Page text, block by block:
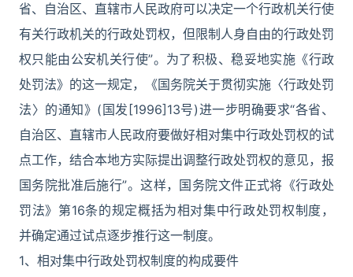
省、自治区、直辖市人民政府可以决定一个行政机关行使
有关行政机关的行政处罚权，但限制人身自由的行政处罚
权只能由公安机关行使”。为了积极、稳妥地实施《行政
处罚法》的这一规定，《国务院关于贯彻实施〈行政处罚
法〉的通知》(国发[1996]13号)进一步明确要求“各省、
自治区、直辖市人民政府要做好相对集中行政处罚权的试
点工作，结合本地方实际提出调整行政处罚权的意见，报
国务院批准后施行”。这样，国务院文件正式将《行政处
罚法》第16条的规定概括为相对集中行政处罚权制度，
并确定通过试点逐步推行这一制度。
1、相对集中行政处罚权制度的构成要件